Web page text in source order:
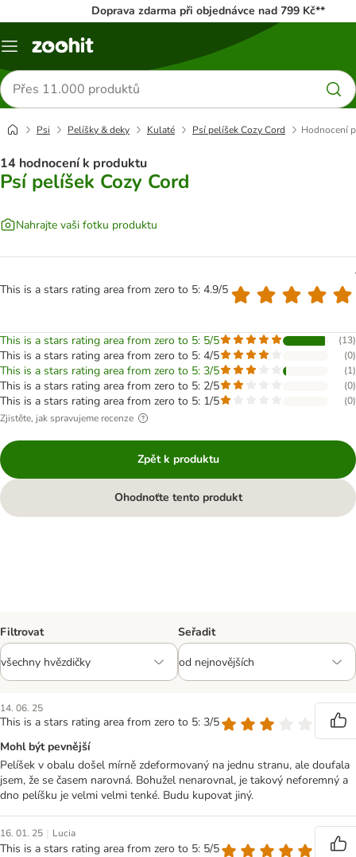
Doprava zdarma při objednávce nad 799 Kč**
Menu
Hledat
produkty
Psi Pelíšky & deky Kulaté Psí pelíšek Cozy Cord Hodnocení
14 hodnocení k produktu
Psí pelíšek Cozy Cord
Nahrajte vaši fotku produktu
This is a stars rating area from zero to 5: 4.9/5
This is a stars rating area from zero to 5: 5/5 (13)
This is a stars rating area from zero to 5: 4/5 (0)
This is a stars rating area from zero to 5: 3/5 (1)
This is a stars rating area from zero to 5: 2/5 (0)
This is a stars rating area from zero to 5: 1/5 (0)
Zjistěte, jak spravujeme recenze
Zpět k produktu
Ohodnoťte tento produkt
Filtrovat Seřadit
14. 06. 25
This is a stars rating area from zero to 5: 3/5
Mohl být pevnější
Pelíšek v obalu došel mírně zdeformovaný na jednu stranu, ale doufala
jsem, že se časem narovná. Bohužel nenarovnal, je takový neforemný a
dno pelíšku je velmi velmi tenké. Budu kupovat jiný.
16. 01. 25 | Lucia
This is a stars rating area from zero to 5: 5/5